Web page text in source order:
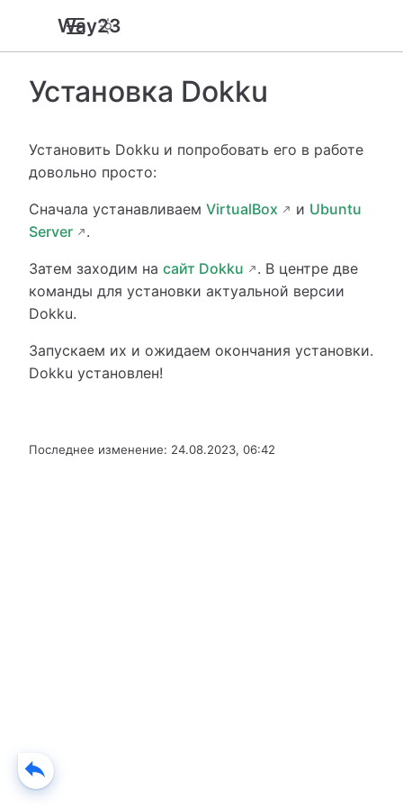
Way23
Установка Dokku
Установить Dokku и попробовать его в работе
довольно просто:
Сначала устанавливаем VirtualBox и Ubuntu
Server
.
Затем заходим на сайт Dokku
. В центре две
команды для установки актуальной версии
Dokku.
Запускаем их и ожидаем окончания установки.
Dokku установлен!
Последнее изменение: 24.08.2023, 06:42